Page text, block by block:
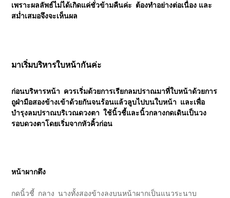
เพราะผลลัพธ์ไม่ได้เกิดแค่ชั่วข้ามคืนค่ะ ต้องทำอย่างต่อเนื่อง และ
สม่ำเสมอจึงจะเห็นผล
มาเริ่มบริหารใบหน้ากันค่ะ
ก่อนบริหารหน้า ควรเริ่มด้วยการเรียกลมปราณมาที่ใบหน้าด้วยการ
ถูฝ่ามือสองข้างเข้าด้วยกันจนร้อนแล้วลูบไปบนใบหน้า และเพื่อ
บำรุงลมปราณบริเวณดวงตา ใช้นิ้วชี้และนิ้วกลางกดเดินเป็นวง
รอบดวงตาโดยเริ่มจากหัวคิ้วก่อน
หน้าผากตึง
กดนิ้วชี้ กลาง นางทั้งสองข้างลงบนหน้าผากเป็นแนวระนาบ